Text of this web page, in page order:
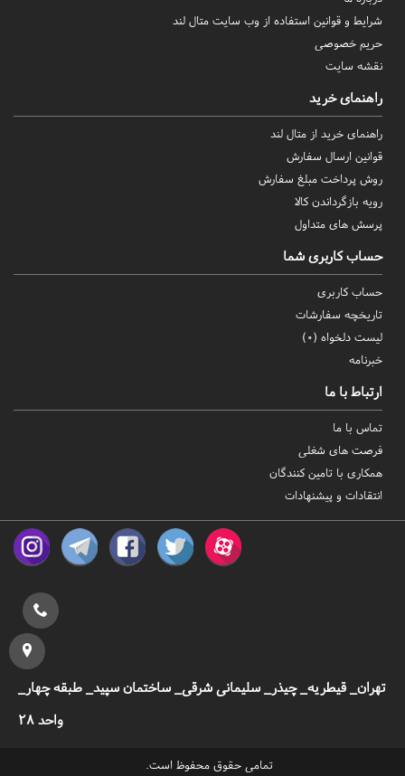
شرایط و قوانین استفاده از وب سایت متال لند
حریم خصوصی
نقشه سایت
راهنمای خرید
راهنمای خرید از متال لند
قوانین ارسال سفارش
روش‌ پرداخت مبلغ سفارش
رویه بازگرداندن کالا
پرسش های متداول
حساب کاربری شما
حساب کاربری
تاریخچه سفارشات
لیست دلخواه (0
)
خبرنامه
ارتباط با ما
تماس با ما
فرصت های شغلی
همکاری با تامین کنندگان
انتقادات و پیشنهادات
تهران_ قیطریه_ چیذر_ سلیمانی شرقی_ ساختمان سپید_ طبقه چهار_
واحد 28
تمامی حقوق محفوظ است.